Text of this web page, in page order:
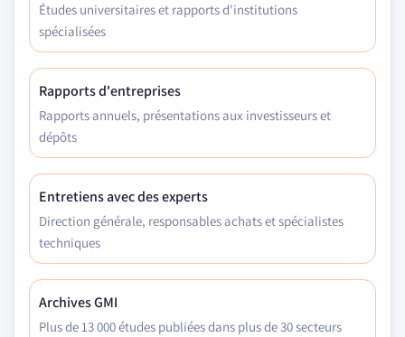
Études universitaires et rapports d'institutions
spécialisées
Rapports d'entreprises
Rapports annuels, présentations aux investisseurs et
dépôts
Entretiens avec des experts
Direction générale, responsables achats et spécialistes
techniques
Archives GMI
Plus de 13 000 études publiées dans plus de 30 secteurs